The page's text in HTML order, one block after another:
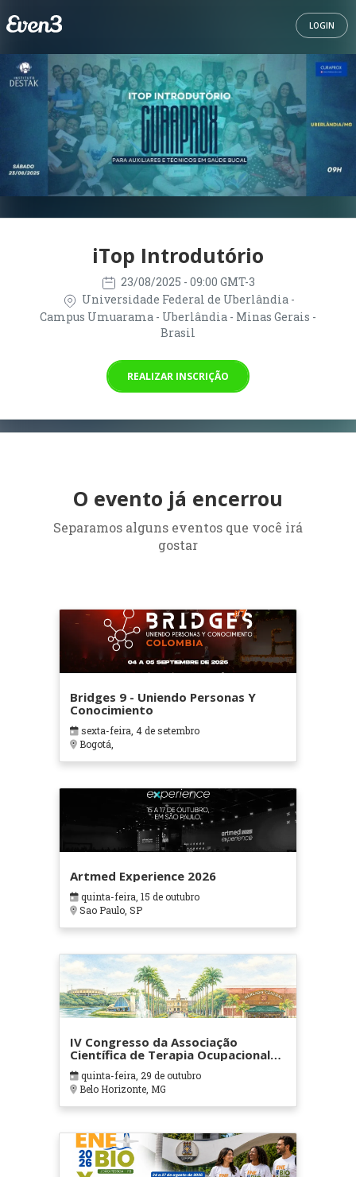
LOGIN
iTop Introdutório
23/08/2025 - 09:00 GMT-3
Universidade Federal de Uberlândia -
Campus Umuarama - Uberlândia - Minas Gerais -
Brasil
REALIZAR INSCRIÇÃO
O evento já encerrou
Separamos alguns eventos que você irá
gostar
Bridges 9 - Uniendo Personas Y
Conocimiento
sexta-feira, 4 de setembro
Bogotá,
Artmed Experience 2026
quinta-feira, 15 de outubro
Sao Paulo, SP
IV Congresso da Associação
Científica de Terapia Ocupacional
em Contextos Hospitalares e
Cuidados Paliativos - ATOHOSP
quinta-feira, 29 de outubro
Belo Horizonte, MG